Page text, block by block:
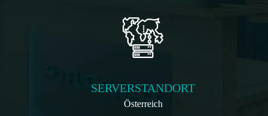
SERVERSTANDORT
Österreich